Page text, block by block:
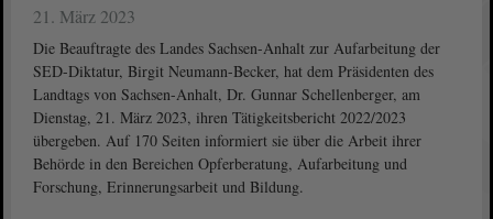
21. März 2023
Die Beauftragte des Landes Sachsen-Anhalt zur Aufarbeitung der
SED-Diktatur, Birgit Neumann-Becker, hat dem Präsidenten des
Landtags von Sachsen-Anhalt, Dr. Gunnar Schellenberger, am
Dienstag, 21. März 2023, ihren Tätigkeitsbericht 2022/2023
übergeben. Auf 170 Seiten informiert sie über die Arbeit ihrer
Behörde in den Bereichen Opferberatung, Aufarbeitung und
Forschung, Erinnerungsarbeit und Bildung.